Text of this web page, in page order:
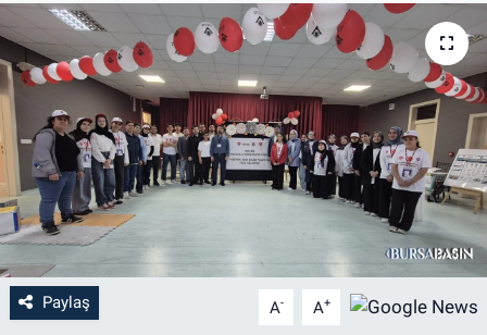
Paylaş A- A+
Gündem
Sağlık
Eğitim
Ekonomi
Dünya
Teknoloji
Haber Arşivi